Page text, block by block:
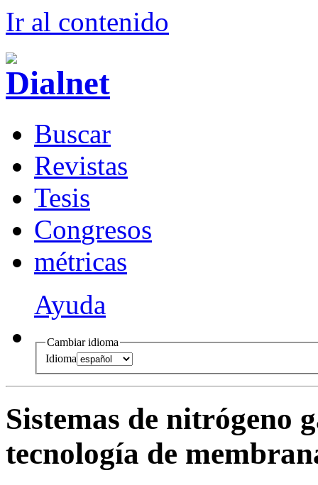
Ir al contenido
Buscar
Revistas
Tesis
Congresos
métricas
Ayuda
Cambiar idioma
Idioma
Sistemas de nitrógeno
tecnología de